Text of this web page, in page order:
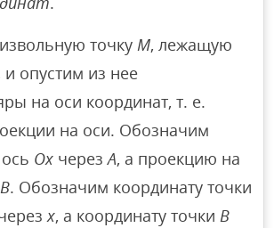
точкуM, лежащую
и опустим из нее
на оси координат, т. е.
на оси. Обозначим
Ох черезА, а проекцию на
В. Обозначим координату точки
х, а координату точкиВ